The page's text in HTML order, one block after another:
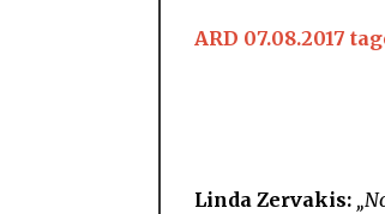
ARD 07.08.2017
Linda Zervakis: